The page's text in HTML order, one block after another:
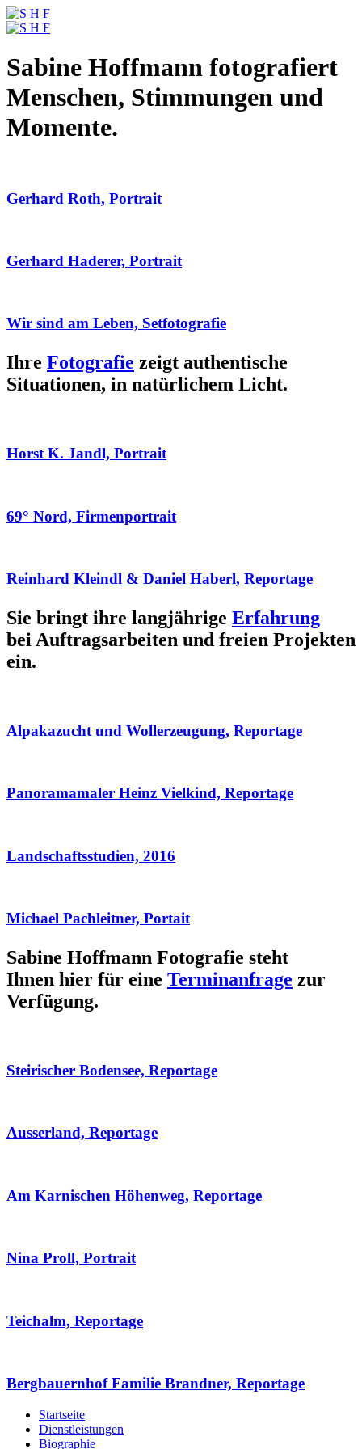
Sabine Hoffmann fotografiert
Menschen, Stimmungen und
Momente.
Gerhard Roth, Portrait
Gerhard Haderer, Portrait
Wir sind am Leben, Setfotografie
Ihre Fotografie zeigt authentische
Situationen, in natürlichem Licht.
Horst K. Jandl, Portrait
69° Nord, Firmenportrait
Reinhard Kleindl & Daniel Haberl, Reportage
Sie bringt ihre langjährige Erfahrung
bei Auftragsarbeiten und freien Projekten
ein.
Alpakazucht und Wollerzeugung, Reportage
Panoramamaler Heinz Vielkind, Reportage
Landschaftsstudien, 2016
Michael Pachleitner, Portait
Sabine Hoffmann Fotografie steht
Ihnen hier für eine Terminanfrage zur
Verfügung.
Steirischer Bodensee, Reportage
Ausserland, Reportage
Am Karnischen Höhenweg, Reportage
Nina Proll, Portrait
Teichalm, Reportage
Bergbauernhof Familie Brandner, Reportage
Startseite
Dienstleistungen
Biographie